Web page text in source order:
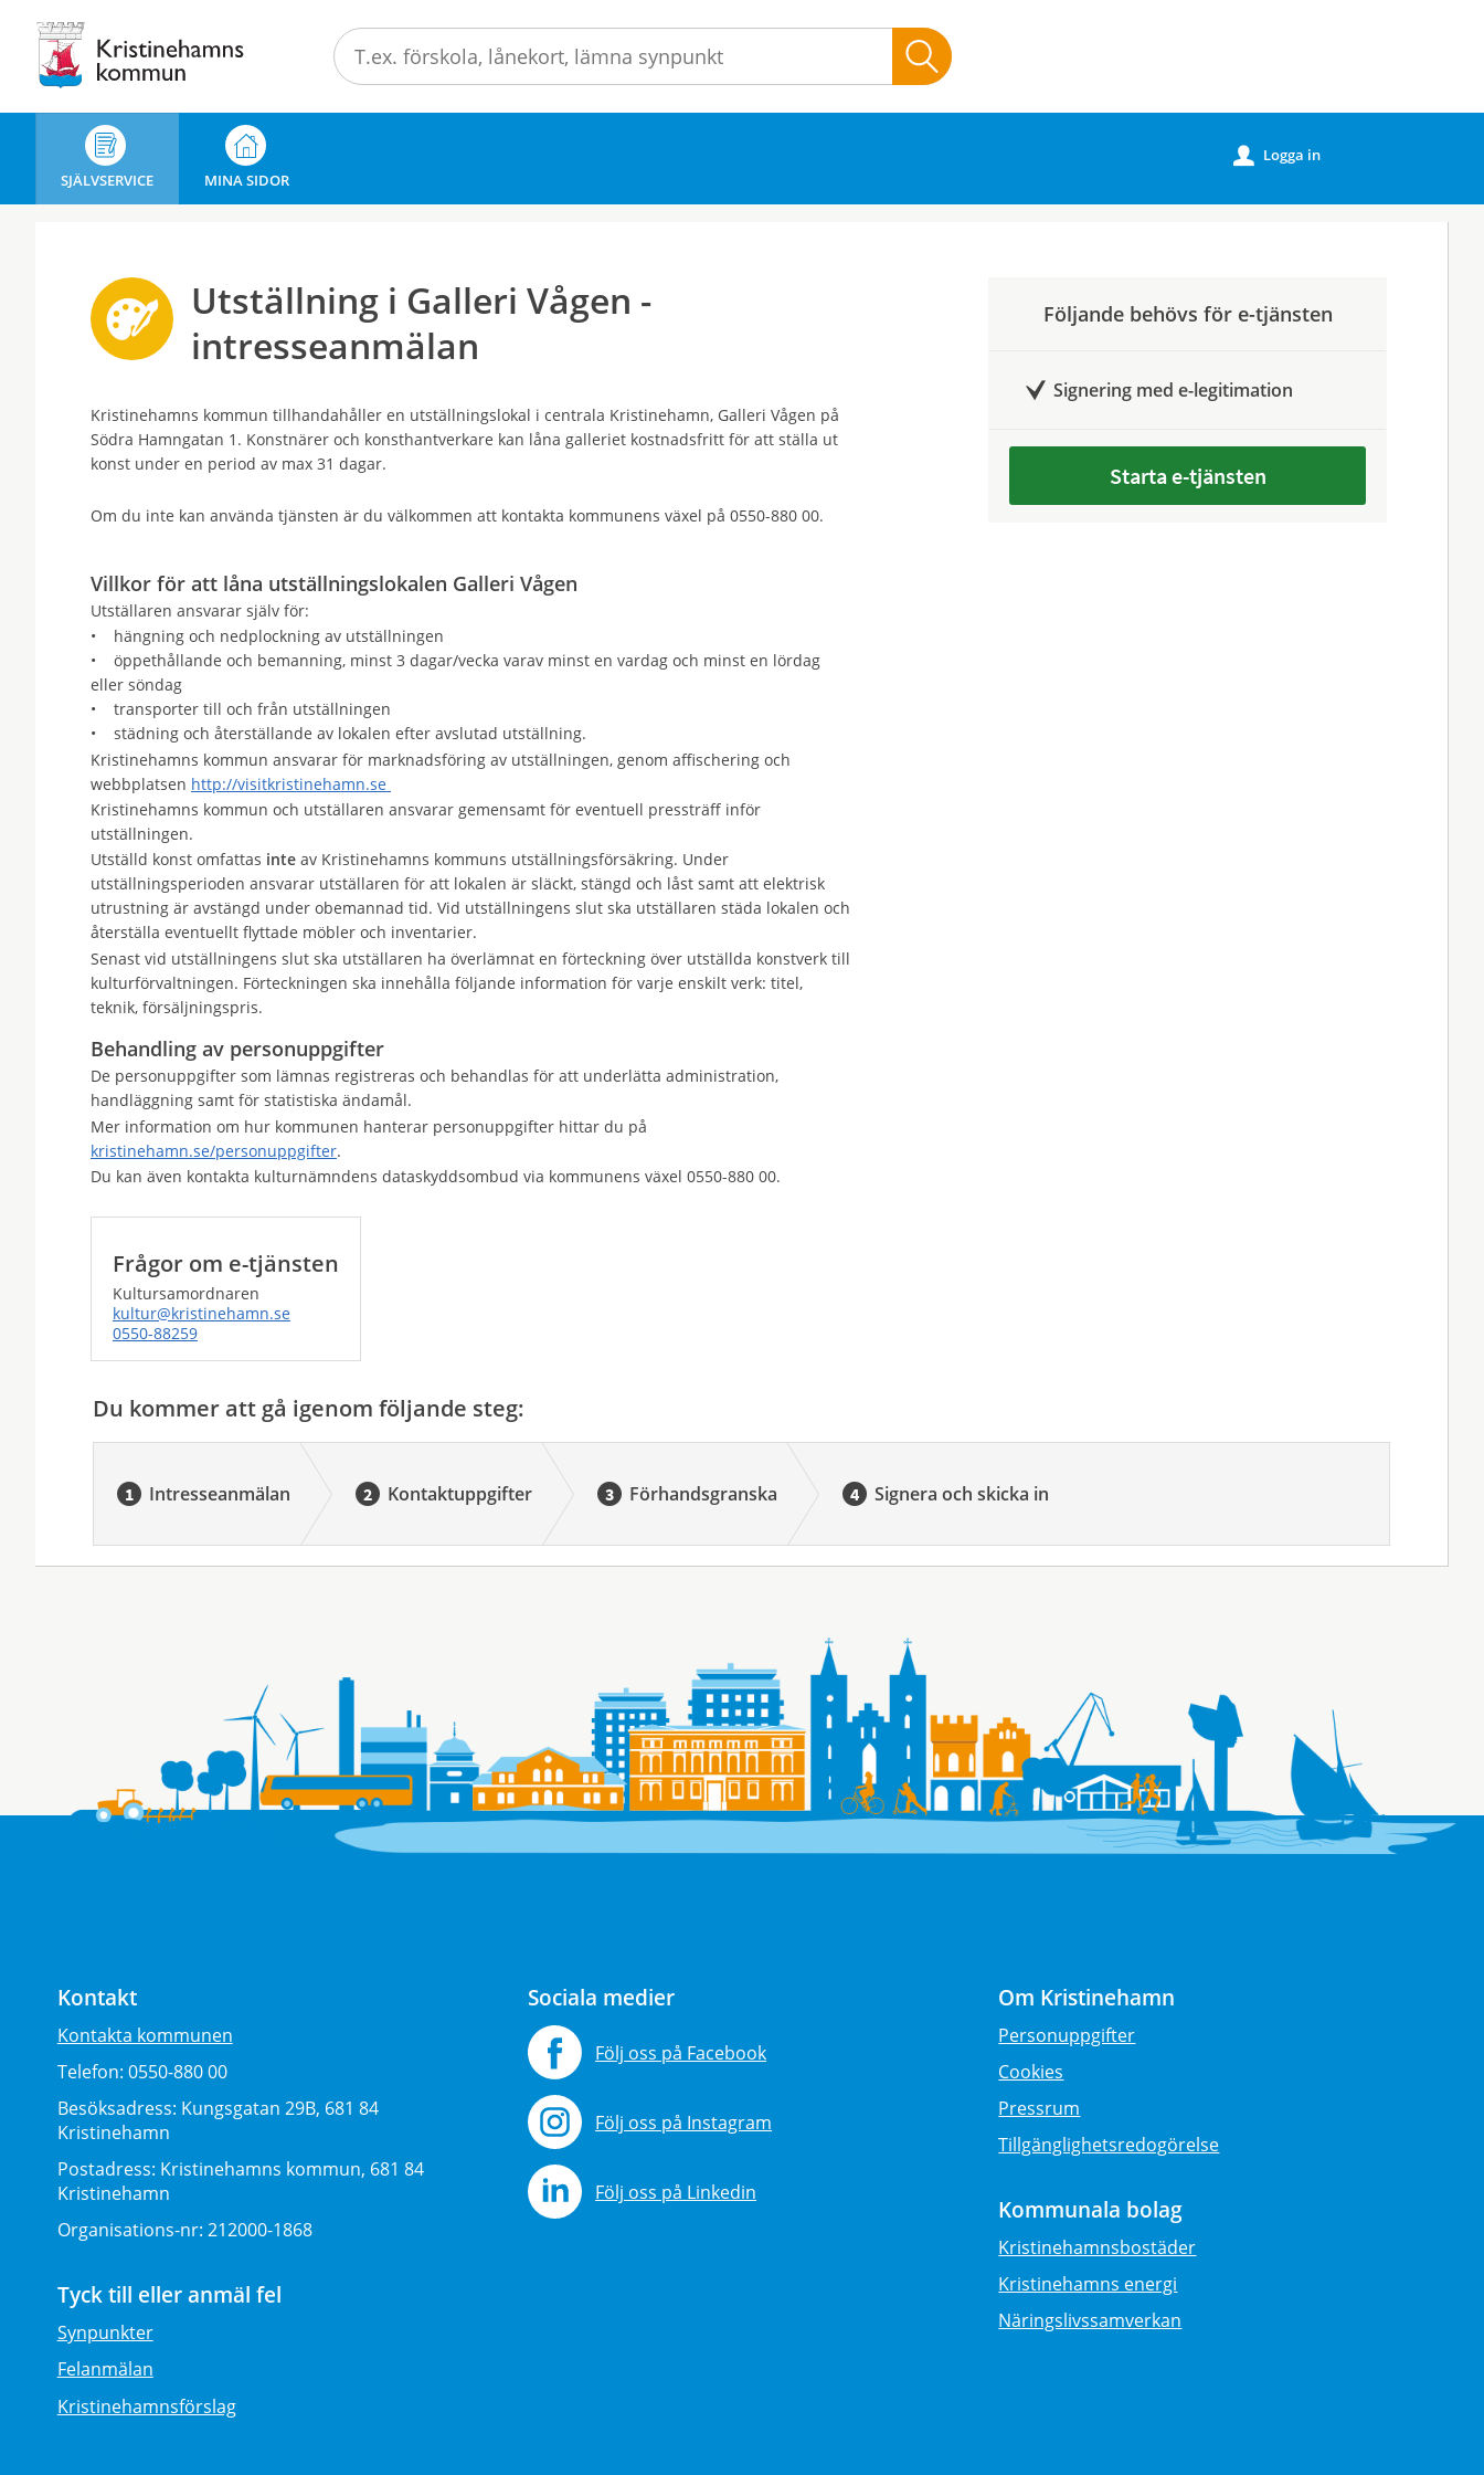
tjänster
Kristinehamns
kommun
SJÄLVSERVICE MINA SIDOR
u Logga in
Utställning i Galleri Vågen -
intresseanmälan
Kristinehamns kommun tillhandahåller en utställningslokal i centrala Kristinehamn, Galleri Vågen på
Södra Hamngatan 1. Konstnärer och konsthantverkare kan låna galleriet kostnadsfritt för att ställa ut
konst under en period av max 31 dagar.
Om du inte kan använda tjänsten är du välkommen att kontakta kommunens växel på 0550-880 00.
Villkor för att låna utställningslokalen Galleri Vågen
Utställaren ansvarar själv för:
• hängning och nedplockning av utställningen
• öppethållande och bemanning, minst 3 dagar/vecka varav minst en vardag och minst en lördag
eller söndag
• transporter till och från utställningen
• städning och återställande av lokalen efter avslutad utställning.
Kristinehamns kommun ansvarar för marknadsföring av utställningen, genom affischering och
webbplatsen http://visitkristinehamn.se
Kristinehamns kommun och utställaren ansvarar gemensamt för eventuell pressträff inför
utställningen.
Utställd konst omfattas inte av Kristinehamns kommuns utställningsförsäkring. Under
utställningsperioden ansvarar utställaren för att lokalen är släckt, stängd och låst samt att elektrisk
utrustning är avstängd under obemannad tid. Vid utställningens slut ska utställaren städa lokalen och
återställa eventuellt flyttade möbler och inventarier.
Senast vid utställningens slut ska utställaren ha överlämnat en förteckning över utställda konstverk till
kulturförvaltningen. Förteckningen ska innehålla följande information för varje enskilt verk: titel,
teknik, försäljningspris.
Behandling av personuppgifter
De personuppgifter som lämnas registreras och behandlas för att underlätta administration,
handläggning samt för statistiska ändamål.
Mer information om hur kommunen hanterar personuppgifter hittar du på
kristinehamn.se/personuppgifter.
Du kan även kontakta kulturnämndens dataskyddsombud via kommunens växel 0550-880 00.
Frågor om e-tjänsten
Kultursamordnaren
kultur@kristinehamn.se
0550-88259
Följande behövs för e-tjänsten
Signering med e-legitimation
Starta e-tjänsten
Du kommer att gå igenom följande steg:
Intresseanmälan Kontaktuppgifter Förhandsgranska Signera och skicka in
Kontakt
Kontakta kommunen
Telefon: 0550-880 00
Besöksadress: Kungsgatan 29B, 681 84
Kristinehamn
Postadress: Kristinehamns kommun, 681 84
Kristinehamn
Organisations-nr: 212000-1868
Tyck till eller anmäl fel
Synpunkter
Felanmälan
Kristinehamnsförslag
Sociala medier
Följ oss på Facebook
Följ oss på Instagram
Följ oss på Linkedin
Om Kristinehamn
Personuppgifter
Cookies
Pressrum
Tillgänglighetsredogörelse
Kommunala bolag
Kristinehamnsbostäder
Kristinehamns energi
Näringslivssamverkan